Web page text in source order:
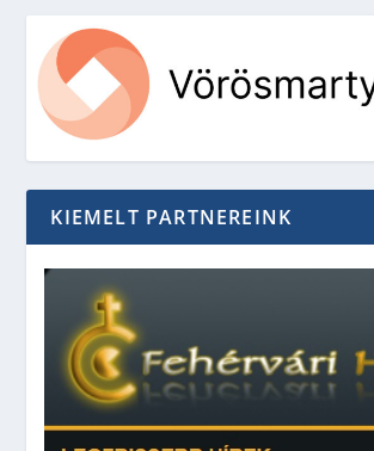
KIEMELT PARTNEREINK